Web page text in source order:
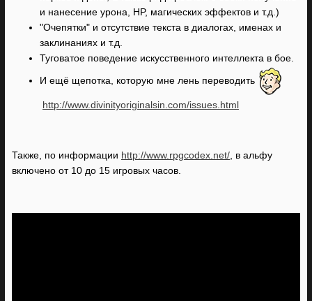
и нанесение урона, HP, магических эффектов и т.д.)
"Очепятки" и отсутствие текста в диалогах, именах и
заклинаниях и т.д.
Туговатое поведение искусственного интеллекта в бое.
И ещё щепотка, которую мне лень переводить
http://www.divinityoriginalsin.com/issues.html
Также, по информации http://www.rpgcodex.net/ , в альфу
включено от 10 до 15 игровых часов.